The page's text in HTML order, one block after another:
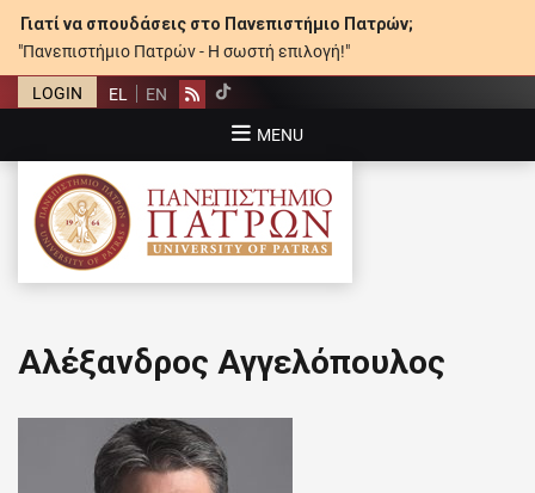
Γιατί να σπουδάσεις στο Πανεπιστήμιο Πατρών;
"Πανεπιστήμιο Πατρών - Η σωστή επιλογή!"
LOGIN EL EN Rss
MENU
ΠΑΝΕΠΙΣΤΉΜΙΟ ΠΑΤΡΏΝ
Αλέξανδρος Αγγελόπουλος